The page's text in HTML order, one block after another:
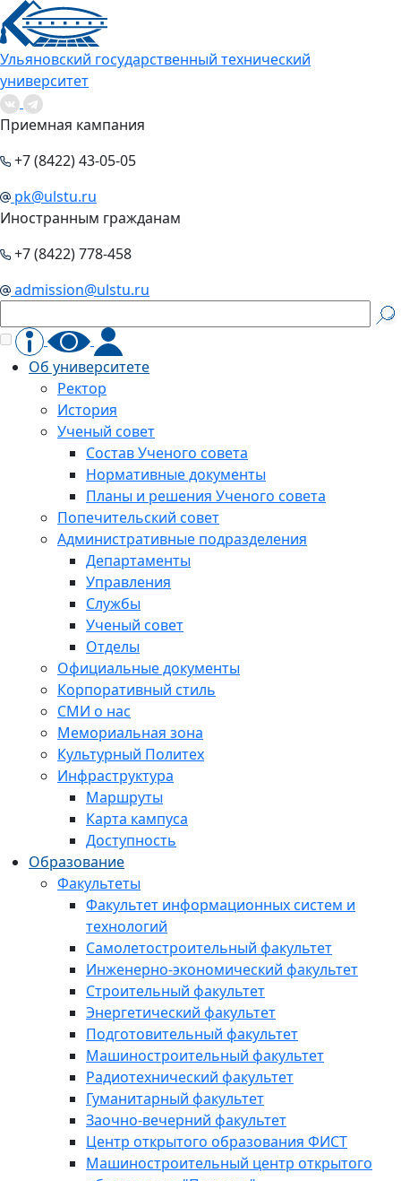
Ульяновский государственный технический
университет
Приемная кампания
+7 (8422) 43-05-05
pk@ulstu.ru
Иностранным гражданам
+7 (8422) 778-458
admission@ulstu.ru
Об университете
Ректор
История
Ученый совет
Состав Ученого совета
Нормативные документы
Планы и решения Ученого совета
Попечительский совет
Административные подразделения
Департаменты
Управления
Службы
Ученый совет
Отделы
Официальные документы
Корпоративный стиль
СМИ о нас
Мемориальная зона
Культурный Политех
Инфраструктура
Маршруты
Карта кампуса
Доступность
Образование
Факультеты
Факультет информационных систем и
технологий
Самолетостроительный факультет
Инженерно-экономический факультет
Строительный факультет
Энергетический факультет
Подготовительный факультет
Машиностроительный факультет
Радиотехнический факультет
Гуманитарный факультет
Заочно-вечерний факультет
Центр открытого образования ФИСТ
Машиностроительный центр открытого